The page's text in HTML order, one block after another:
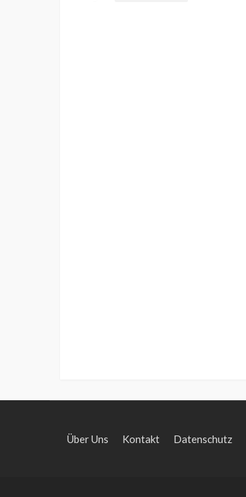
Über Uns Kontakt Datenschutz